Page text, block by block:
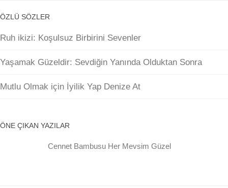
ÖZLÜ SÖZLER
Ruh ikizi: Koşulsuz Birbirini Sevenler
Yaşamak Güzeldir: Sevdiğin Yanında Olduktan Sonra
Mutlu Olmak için İyilik Yap Denize At
ÖNE ÇIKAN YAZILAR
Cennet Bambusu Her Mevsim Güzel